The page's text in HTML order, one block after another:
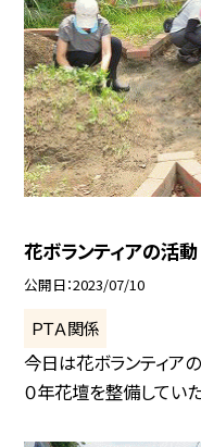
花ボランティアの活動
公開日 2023/07/10
ＰＴＡ関係
今日は花ボランティア
０年花壇を整備してい